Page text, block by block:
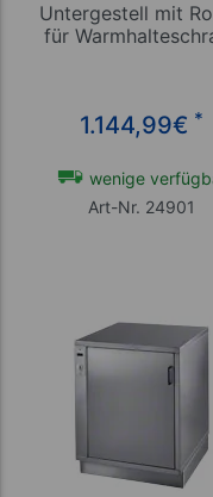
Untergestell mit
für
1.144,99€ *
wenige
Art-Nr. 24901